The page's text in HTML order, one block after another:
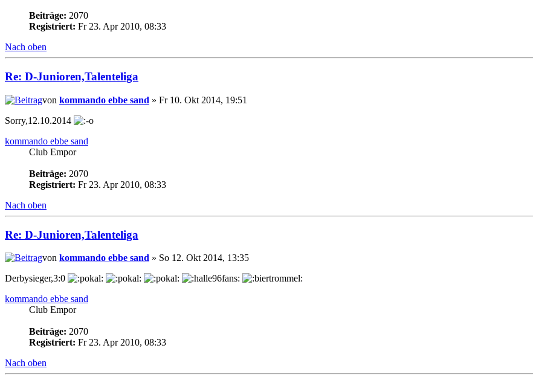
Beiträge: 2070
Registriert: Fr 23. Apr 2010, 08:33
Nach oben
Re: D-Junioren,Talenteliga
von kommando ebbe sand » Fr 10. Okt 2014, 19:51
Sorry,12.10.2014
kommando ebbe sand
Club Empor
Beiträge: 2070
Registriert: Fr 23. Apr 2010, 08:33
Nach oben
Re: D-Junioren,Talenteliga
von kommando ebbe sand » So 12. Okt 2014, 13:35
Derbysieger,3:0
kommando ebbe sand
Club Empor
Beiträge: 2070
Registriert: Fr 23. Apr 2010, 08:33
Nach oben